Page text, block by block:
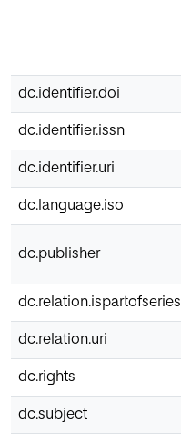
dc.identifier.doi
dc.identifier.issn
dc.identifier.uri
dc.language.iso
dc.publisher
dc.relation.ispartofseries
dc.relation.uri
dc.rights
dc.subject